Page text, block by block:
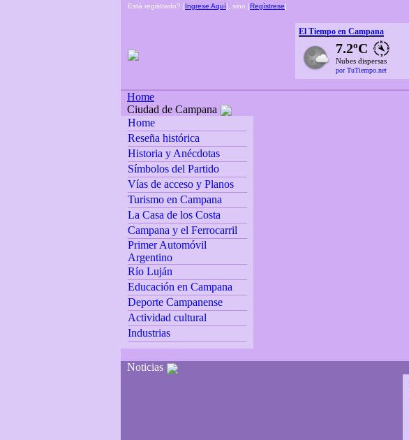
Está registrado? [Ingrese Aquí], sino [Regístrese]
El Tiempo en Campana
7.2ºC
Nubes dispersas
por TuTiempo.net
Home
Ciudad de Campana
Home
Reseña histórica
Historia y Anécdotas
Símbolos del Partido
Vías de acceso y Planos
Turismo en Campana
La Casa de los Costa
Campana y el Ferrocarril
Primer Automóvil
Argentino
Río Luján
Educación en Campana
Deporte Campanense
Actividad cultural
Industrias
Noticias